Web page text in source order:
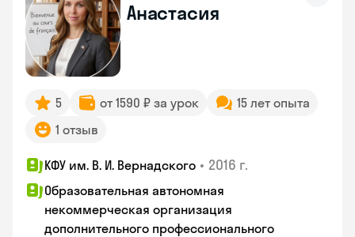
Анастасия
5 от 1590 ₽ за урок
15 лет опыта
1 отзыв
КФУ им. В. И. Вернадского • 2016 г.
Образовательная автономная
некоммерческая организация
дополнительного профессионального